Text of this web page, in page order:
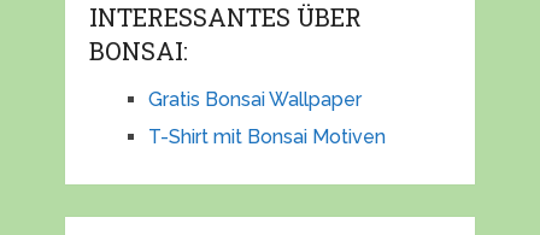
INTERESSANTES ÜBER
BONSAI:
Gratis Bonsai Wallpaper
T-Shirt mit Bonsai Motiven